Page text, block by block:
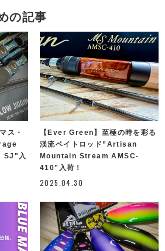
の記事
ス・
SJ"入
【Ever Green】至極の時を彩る
渓流ベイトロッド”Artisan
Mountain Stream AMSC-
410”入荷！
2025.04.30